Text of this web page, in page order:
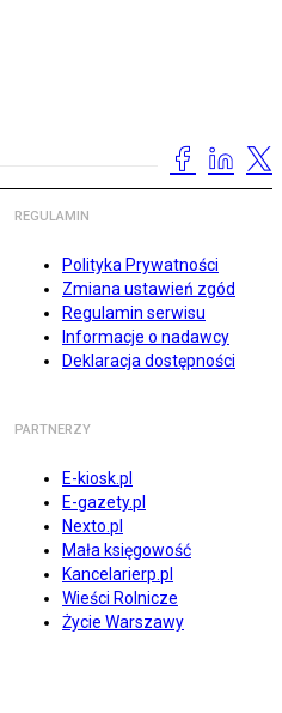
REGULAMIN
Polityka Prywatności
Zmiana ustawień zgód
Regulamin serwisu
Informacje o nadawcy
Deklaracja dostępności
PARTNERZY
E-kiosk.pl
E-gazety.pl
Nexto.pl
Mała księgowość
Kancelarierp.pl
Wieści Rolnicze
Życie Warszawy